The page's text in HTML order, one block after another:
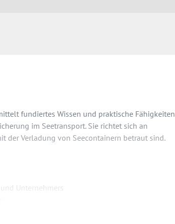
fundiertes Wissen und praktische Fähigkeiten
im Seetransport. Sie richtet sich an
der Verladung von Seecontainern betraut sind.
Unternehmers